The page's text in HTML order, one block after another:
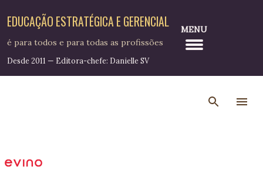
Pular para o conteúdo principal
EDUCAÇÃO ESTRATÉGICA E GERENCIAL
é para todos e para todas as profissões
Desde 2011 — Editora-chefe: Danielle SV
MENU